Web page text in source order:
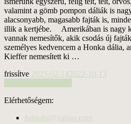
valamint a gömb pompon dáliák is
alacsonyabb, magasabb fajták is,
illik a kertjébe. Amerikában is nagy
vannak nemesítők, akik csodás új
személyes kedvencem a Honka dália,
Kieffer nemesített ki …
frissítve 2025-02-142022-10-13
Elérhetőségem:
fuligabi@yahoo.com